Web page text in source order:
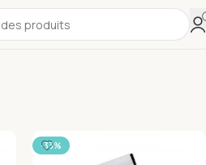
-33%